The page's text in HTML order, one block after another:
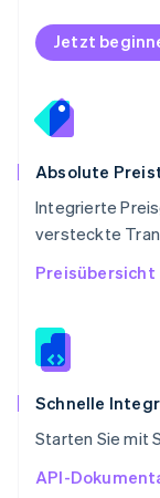
Jetzt
Absolute
Integrierte
versteckte
Preisübersicht
Schnelle
Starten Sie mit
API-
Schweden
Svenska
Deutsch
Singapur
English
Slowakei
Slowenien
EnglishItaliano
Spanien
Thailand
ไทยEnglish
English
English